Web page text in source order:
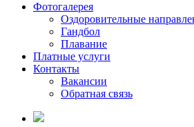
Фотогалерея
Оздоровительные
Гандбол
Плавание
Платные услуги
Контакты
Вакансии
Обратная связь